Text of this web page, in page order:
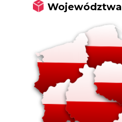
Województwa